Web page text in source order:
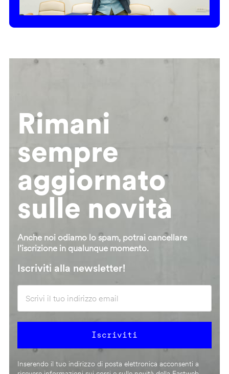
Rimani
sempre
aggiornato
sulle novità
Anche noi odiamo lo spam, potrai cancellare
l’iscrizione in qualunque momento.
Iscriviti alla newsletter!
Inserendo il tuo indirizzo di posta elettronica acconsenti a